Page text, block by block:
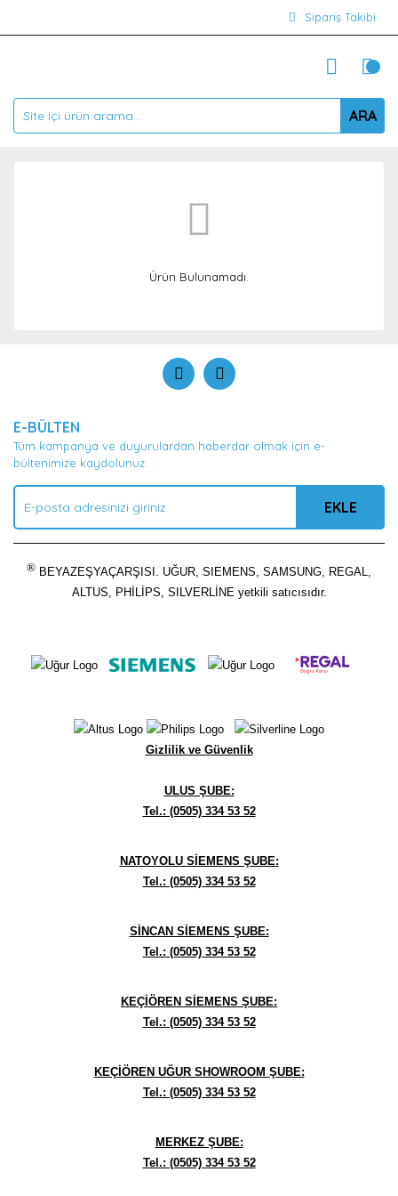
Sipariş Takibi
ARA
Ürün Bulunamadı.
E-BÜLTEN
Tüm kampanya ve duyurulardan haberdar olmak için e-
bültenimize kaydolunuz.
EKLE
® BEYAZEŞYAÇARŞISI. UĞUR, SIEMENS, SAMSUNG, REGAL,
ALTUS, PHİLİPS, SILVERLİNE yetkili satıcısıdır.
Gizlilik ve Güvenlik
ULUS ŞUBE:
Tel.: (0505) 334 53 52
NATOYOLU SİEMENS ŞUBE:
Tel.: (0505) 334 53 52
SİNCAN SİEMENS ŞUBE:
Tel.: (0505) 334 53 52
KEÇİÖREN SİEMENS ŞUBE:
Tel.: (0505) 334 53 52
KEÇİÖREN UĞUR SHOWROOM ŞUBE:
Tel.: (0505) 334 53 52
MERKEZ ŞUBE:
Tel.: (0505) 334 53 52